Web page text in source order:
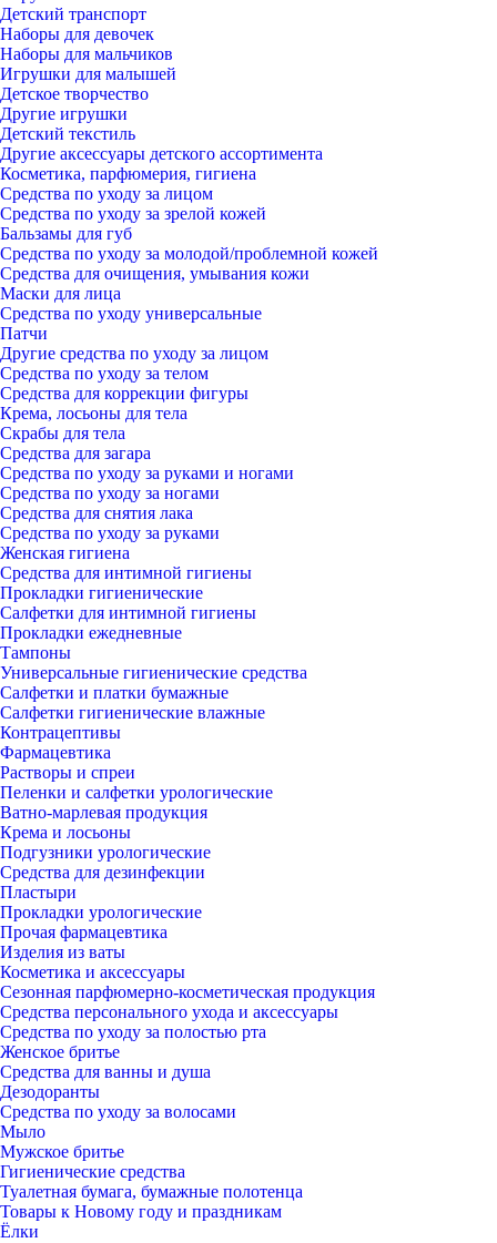
Детский транспорт
Наборы для девочек
Наборы для мальчиков
Игрушки для малышей
Детское творчество
Другие игрушки
Детский текстиль
Другие аксессуары детского ассортимента
Косметика, парфюмерия, гигиена
Средства по уходу за лицом
Средства по уходу за зрелой кожей
Бальзамы для губ
Средства по уходу за молодой/проблемной кожей
Средства для очищения, умывания кожи
Маски для лица
Средства по уходу универсальные
Патчи
Другие средства по уходу за лицом
Средства по уходу за телом
Средства для коррекции фигуры
Крема, лосьоны для тела
Скрабы для тела
Средства для загара
Средства по уходу за руками и ногами
Средства по уходу за ногами
Средства для снятия лака
Средства по уходу за руками
Женская гигиена
Средства для интимной гигиены
Прокладки гигиенические
Салфетки для интимной гигиены
Прокладки ежедневные
Тампоны
Универсальные гигиенические средства
Салфетки и платки бумажные
Салфетки гигиенические влажные
Контрацептивы
Фармацевтика
Растворы и спреи
Пеленки и салфетки урологические
Ватно-марлевая продукция
Крема и лосьоны
Подгузники урологические
Средства для дезинфекции
Пластыри
Прокладки урологические
Прочая фармацевтика
Изделия из ваты
Косметика и аксессуары
Сезонная парфюмерно-косметическая продукция
Средства персонального ухода и аксессуары
Средства по уходу за полостью рта
Женское бритье
Средства для ванны и душа
Дезодоранты
Средства по уходу за волосами
Мыло
Мужское бритье
Гигиенические средства
Туалетная бумага, бумажные полотенца
Товары к Новому году и праздникам
Ёлки